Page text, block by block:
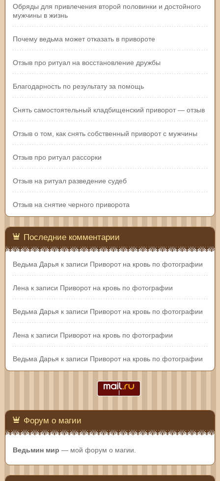
Обряды для привлечения второй половинки и достойного
мужчины в жизнь
Почему ведьма может отказать в привороте
Отзыв про ритуал на восстановление дружбы
Благодарность по результату за помощь
Снять самостоятельный кладбищенский приворот — отзыв
Отзыв о том, как снять собственный приворот с мужчины
Отзыв про ритуал рассорки
Отзыв на ритуал разведение судеб
Отзыв на снятие черного приворота
Последние комментарии
Ведьма Дарья к записи Приворот на кровь по фотографии
Лена к записи Приворот на кровь по фотографии
Ведьма Дарья к записи Приворот на кровь по фотографии
Лена к записи Приворот на кровь по фотографии
Ведьма Дарья к записи Приворот на кровь по фотографии
Форум о магии
Ведьмин мир — мой форум о магии.